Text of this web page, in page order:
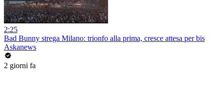
2:25
Bad Bunny strega Milano: trionfo alla prima, cresce attesa per bis
Askanews
2 giorni fa